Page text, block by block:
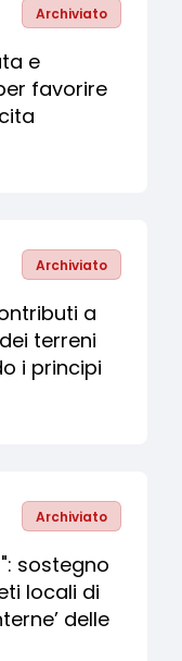
Archiviato
e
favorire
Archiviato
a
terreni
i principi
Archiviato
sostegno
locali di
delle